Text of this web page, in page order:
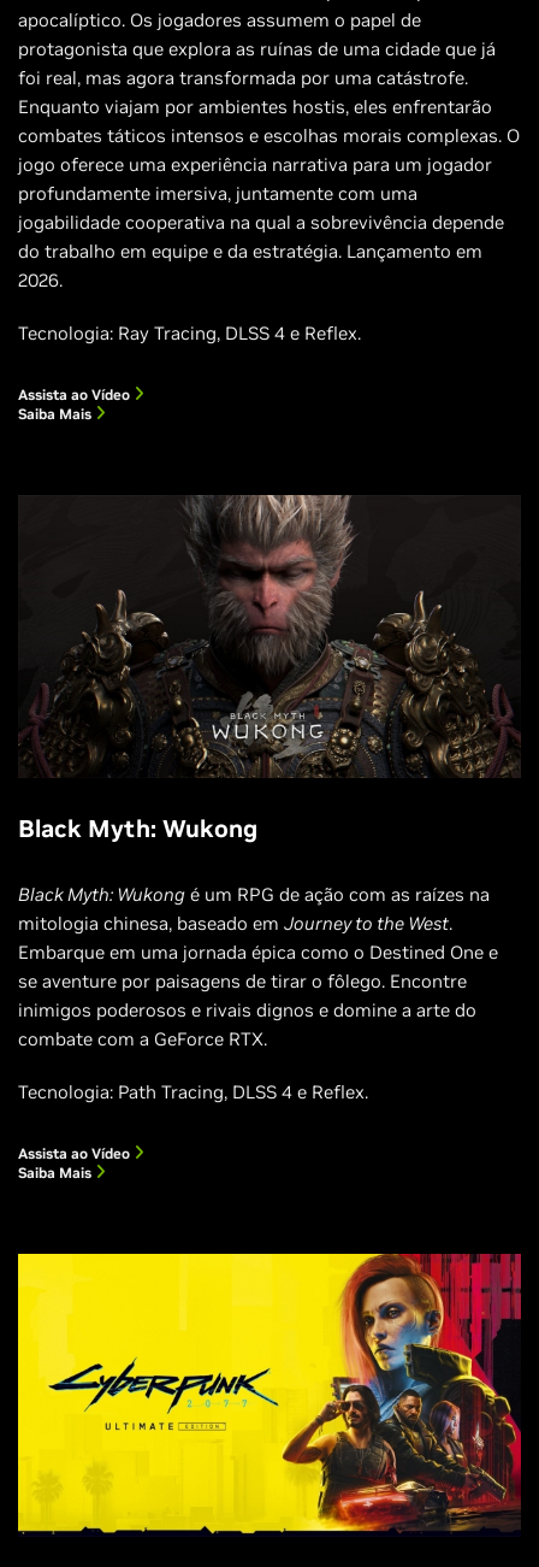
apocalíptico. Os jogadores assumem o papel de
protagonista que explora as ruínas de uma cidade que já
foi real, mas agora transformada por uma catástrofe.
Enquanto viajam por ambientes hostis, eles enfrentarão
combates táticos intensos e escolhas morais complexas. O
jogo oferece uma experiência narrativa para um jogador
profundamente imersiva, juntamente com uma
jogabilidade cooperativa na qual a sobrevivência depende
do trabalho em equipe e da estratégia. Lançamento em
2026.
Tecnologia: Ray Tracing, DLSS 4 e Reflex.
Assista ao Vídeo
Saiba Mais
Black Myth: Wukong
Black Myth: Wukong é um RPG de ação com as raízes na
mitologia chinesa, baseado em Journey to the West.
Embarque em uma jornada épica como o Destined One e
se aventure por paisagens de tirar o fôlego. Encontre
inimigos poderosos e rivais dignos e domine a arte do
combate com a GeForce RTX.
Tecnologia: Path Tracing, DLSS 4 e Reflex.
Assista ao Vídeo
Saiba Mais